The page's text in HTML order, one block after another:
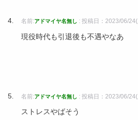
名前:アドマイヤ名無し : 投稿日：2023/06/
現役時代も引退後も不遇やなあ
名前:アドマイヤ名無し : 投稿日：2023/06/
ストレスやばそう